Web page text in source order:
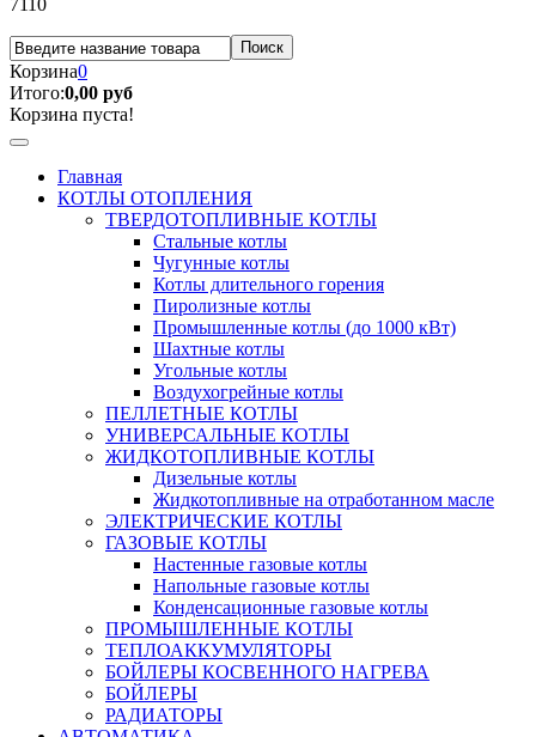
Корзина0
Итого:0,00 руб
Корзина пуста!
Главная
КОТЛЫ ОТОПЛЕНИЯ
ТВЕРДОТОПЛИВНЫЕ КОТЛЫ
Стальные котлы
Чугунные котлы
Котлы длительного горения
Пиролизные котлы
Промышленные котлы (до 1000 кВт)
Шахтные котлы
Угольные котлы
Воздухогрейные котлы
ПЕЛЛЕТНЫЕ КОТЛЫ
УНИВЕРСАЛЬНЫЕ КОТЛЫ
ЖИДКОТОПЛИВНЫЕ КОТЛЫ
Дизельные котлы
Жидкотопливные на отработанном масле
ЭЛЕКТРИЧЕСКИЕ КОТЛЫ
ГАЗОВЫЕ КОТЛЫ
Настенные газовые котлы
Напольные газовые котлы
Конденсационные газовые котлы
ПРОМЫШЛЕННЫЕ КОТЛЫ
ТЕПЛОАККУМУЛЯТОРЫ
БОЙЛЕРЫ КОСВЕННОГО НАГРЕВА
БОЙЛЕРЫ
РАДИАТОРЫ